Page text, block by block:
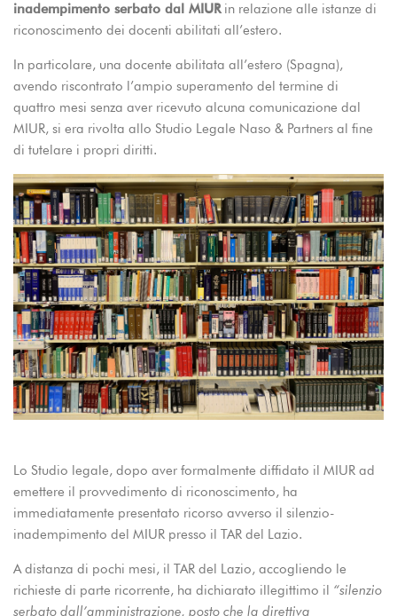
inadempimento serbato dal MIURin relazione alle istanze di
riconoscimento dei docenti abilitati all’estero.
In particolare, una docente abilitata all’estero (Spagna),
avendo riscontrato l’ampio superamento del termine di
quattro mesi senza aver ricevuto alcuna comunicazione dal
MIUR, si era rivolta allo Studio Legale Naso & Partners al fine
di tutelare i propri diritti.
Lo Studio legale, dopo aver formalmente diffidato il MIUR ad
emettere il provvedimento di riconoscimento, ha
immediatamente presentato ricorso avverso il silenzio-
inadempimento del MIUR presso il TAR del Lazio.
A distanza di pochi mesi, il TAR del Lazio, accogliendo le
richieste di parte ricorrente, ha dichiarato illegittimo il “silenzio
serbato dall’amministrazione, posto che la direttiva